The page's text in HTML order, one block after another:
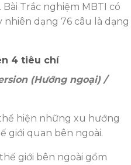
Trắc nghiệm MBTI có
nhiên dạng 76 câu là dạng
4 tiêu chí
(Hướng ngoại) /
hiện những xu hướng
giới quan bên ngoài.
giới bên ngoài gồm